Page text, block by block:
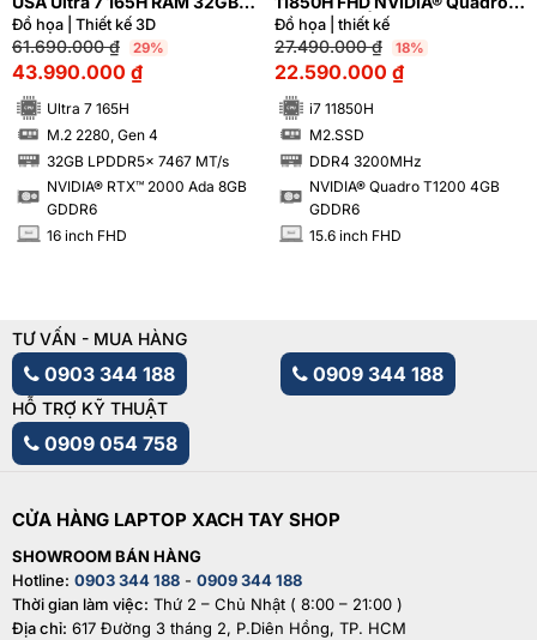
FHD NVIDIA® RTX™ 2000 Ada
8GB | Hàng xách tay 99%
Đồ họa | Thiết kế 3D
61.690.000₫ 29%
43.990.000 ₫
Ultra 7 165H
SSD M.2 2280, Gen 4
32GB LPDDR5x 7467 MT/s
NVIDIA® RTX™ 2000 Ada 8GB
GDDR6
INCH 16 inch FHD
T1200 4GB | Hàng xách tay
99%
Đồ họa | thiết kế
27.490.000₫ 18%
22.590.000 ₫
i7 11850H
SSD M2.SSD
DDR4 3200MHz
NVIDIA® Quadro T1200 4GB
GDDR6
INCH 15.6 inch FHD
TƯ VẤN - MUA HÀNG
0903 344 188 0909 344 188
HỖ TRỢ KỸ THUẬT
0909 054 758
CỬA HÀNG LAPTOP XACH TAY SHOP
SHOWROOM BÁN HÀNG
Hotline: 0903 344 188 - 0909 344 188
Thời gian làm việc: Thứ 2 – Chủ Nhật ( 8:00 – 21:00 )
Địa chỉ: 617 Đường 3 tháng 2, P.Diên Hồng, TP. HCM